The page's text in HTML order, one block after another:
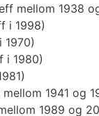
mellom 1938
i 1998)
1970)
i 1980)
1941 og
1989 og